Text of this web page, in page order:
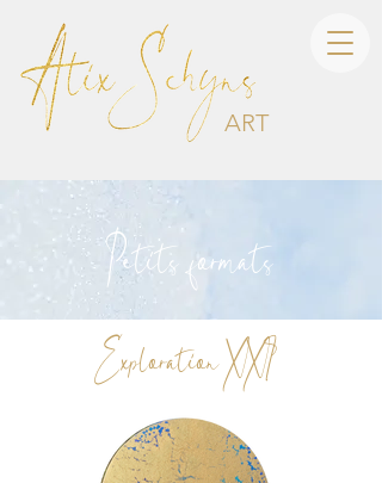
ART
Petits formats
Exploration XXI